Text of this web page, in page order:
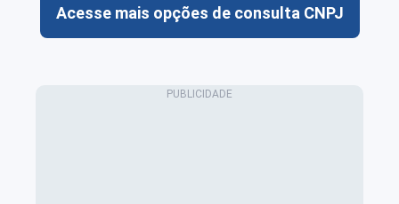
Acesse mais opções de consulta CNPJ